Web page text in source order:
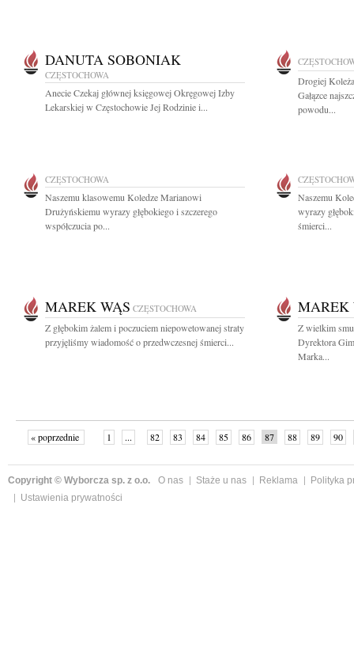
DANUTA SOBONIAK
CZĘSTOCHOWA
Anecie Czekaj głównej księgowej Okręgowej Izby
Lekarskiej w Częstochowie Jej Rodzinie i...
Drogiej
Gałązce
powodu...
CZĘSTOCHOWA
Naszemu klasowemu Koledze Marianowi
Drużyńskiemu wyrazy głębokiego i szczerego
współczucia po...
Naszemu
wyrazy
śmierci...
MAREK WĄS CZĘSTOCHOWA
Z głębokim żalem i poczuciem niepowetowanej straty
przyjęliśmy wiadomość o przedwczesnej śmierci...
MAREK
Z wielkim
Dyrektora
Marka...
« poprzednie 1 ... 82 83 84 85 86 87 88 89
90
Copyright © Wyborcza sp. z o.o. O nas Staże u nas Reklama
Polityka
Ustawienia prywatności